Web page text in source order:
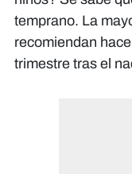
temprano. La
recomiendan
trimestre tras el